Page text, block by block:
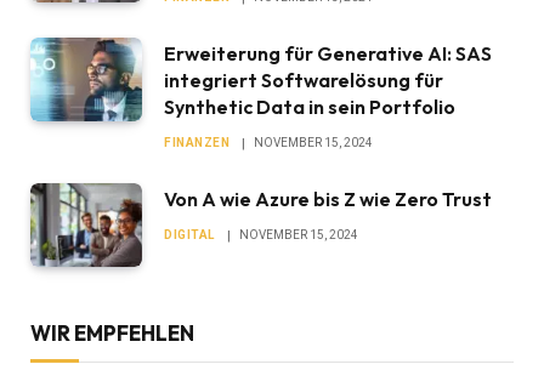
Erweiterung für Generative AI: SAS
integriert Softwarelösung für
Synthetic Data in sein Portfolio
FINANZEN NOVEMBER 15, 2024
Von A wie Azure bis Z wie Zero Trust
DIGITAL NOVEMBER 15, 2024
WIR EMPFEHLEN